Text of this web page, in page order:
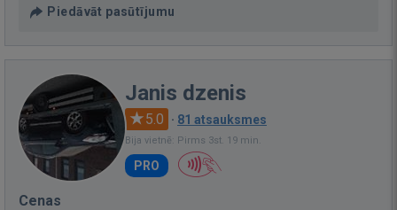
Piedāvāt pasūtījumu
Janis dzenis
5.0 · 81 atsauksmes
Bija vietnē: Pirms 3st. 19 min.
PRO
Cenas